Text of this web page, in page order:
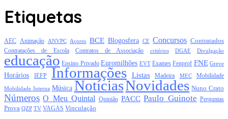
Etiquetas
AEC Animação ANVPC Açores BCE Blogosfera CE Concursos Contratados
Contratações de Escola Contratos de Associação critérios DGAE Divulgação
educação Ensino Privado Euromilhões EVT Exames Fenprof FNE Greve
Horários IEFP Informações Listas Madeira MEC Mobilidade
Mobilidade Interna Música NotíciasNovidades Nuno Crato
Números O Meu Quintal Opinião PACC Paulo Guinote Perguntas
Prova QZP TV VAGAS Vinculação